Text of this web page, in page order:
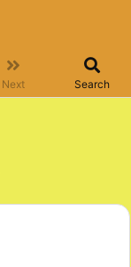
Next Search